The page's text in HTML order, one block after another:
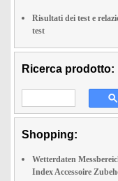
Risultati dei test e
test
Ricerca prodotto:
Shopping:
Wetterdaten
Index Accessoire